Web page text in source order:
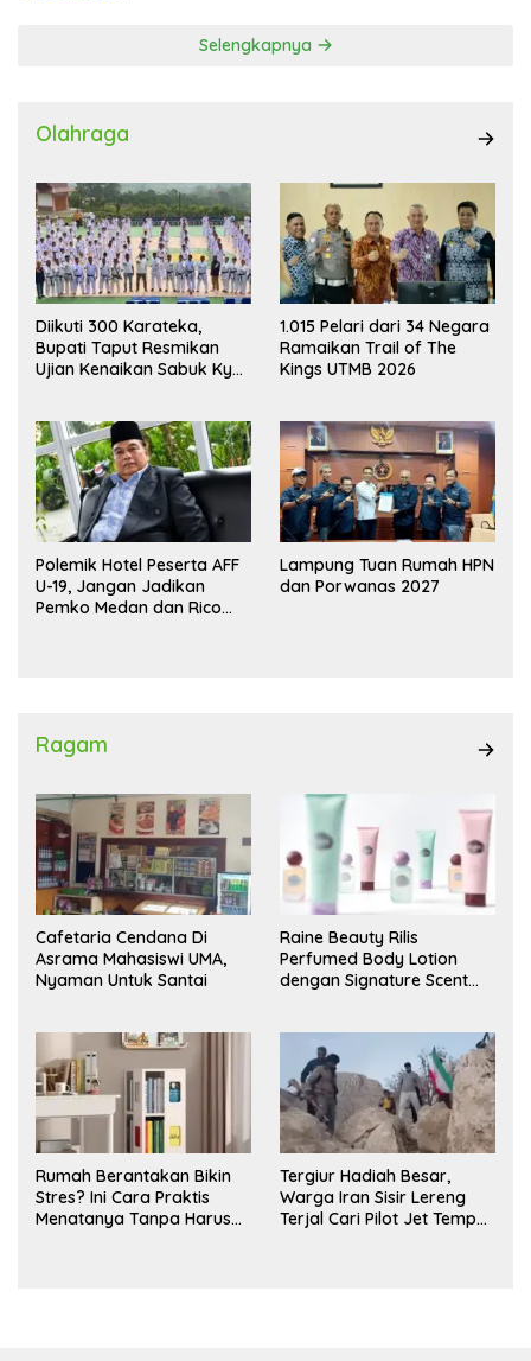
Selengkapnya
Olahraga
Diikuti 300 Karateka,
Bupati Taput Resmikan
Ujian Kenaikan Sabuk Kyu
1.015 Pelari dari 34 Negara
Ramaikan Trail of The
Kings UTMB 2026
Polemik Hotel Peserta AFF
U-19, Jangan Jadikan
Pemko Medan dan Rico
Lampung Tuan Rumah HPN
dan Porwanas 2027
Ragam
Cafetaria Cendana Di
Asrama Mahasiswi UMA,
Nyaman Untuk Santai
Raine Beauty Rilis
Perfumed Body Lotion
dengan Signature Scent
Rumah Berantakan Bikin
Stres? Ini Cara Praktis
Menatanya Tanpa Harus
Tergiur Hadiah Besar,
Warga Iran Sisir Lereng
Terjal Cari Pilot Jet Tempur